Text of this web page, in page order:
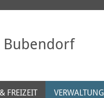
Bubendorf
FREIZEIT VERWALTUNG